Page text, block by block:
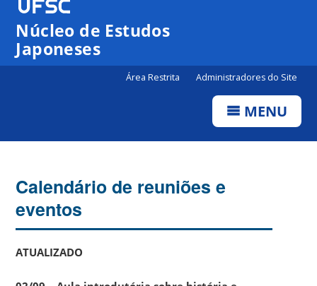
Núcleo de Estudos
Japoneses
Área Restrita Administradores do Site
MENU
Calendário de reuniões e
eventos
ATUALIZADO